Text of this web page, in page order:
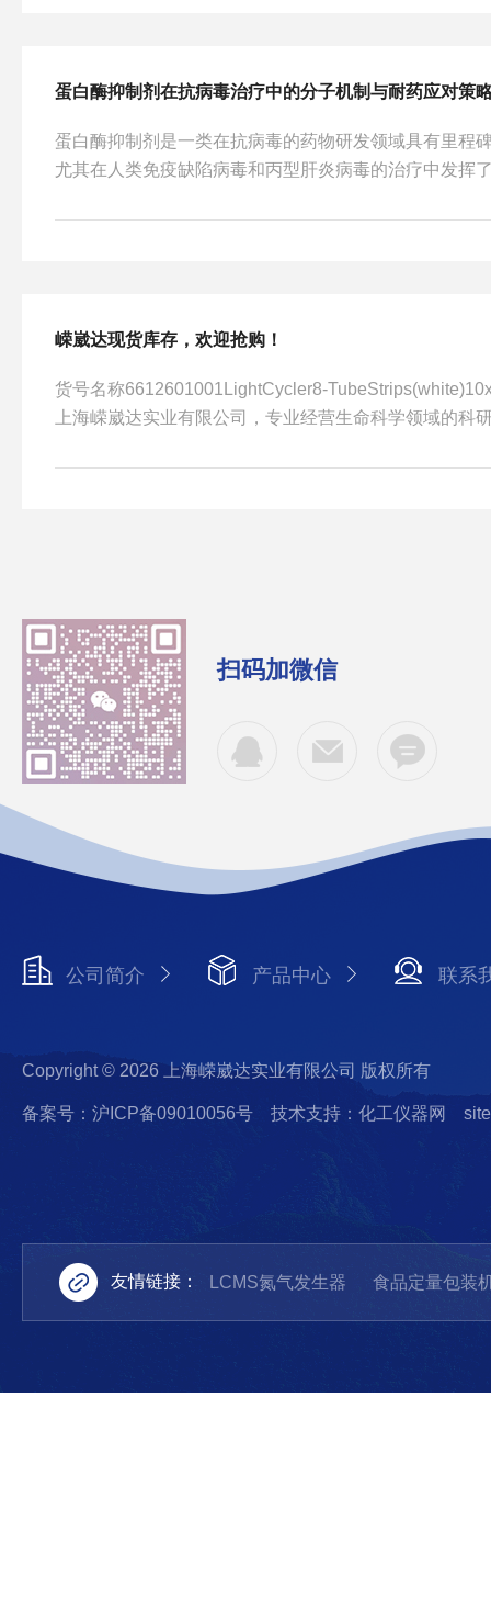
蛋白酶抑制剂在抗病毒治疗中的分子机制与耐药应对策
蛋白酶抑制剂是一类在抗病毒的药物研发领域具有里程
尤其在人类免疫缺陷病毒和丙型肝炎病毒的治疗中发挥
细胞后，会合成一条长长的多聚蛋白前体，而蛋白酶抑
嵘崴达现货库存，欢迎抢购！
货号名称6612601001LightCycler8-
上海嵘崴达实业有限公司，专业经营生命科学领域的科
牌：Roche试剂，部分常用现货，周三定货，2-3周到货
扫码加微信
公司简介 产品中心 联系
Copyright © 2026 上海嵘崴达实业有限公司 版权所有
备案号：沪ICP备09010056号 技术支持：化工仪器网
友情链接： LCMS氮气发生器 食品定量包装